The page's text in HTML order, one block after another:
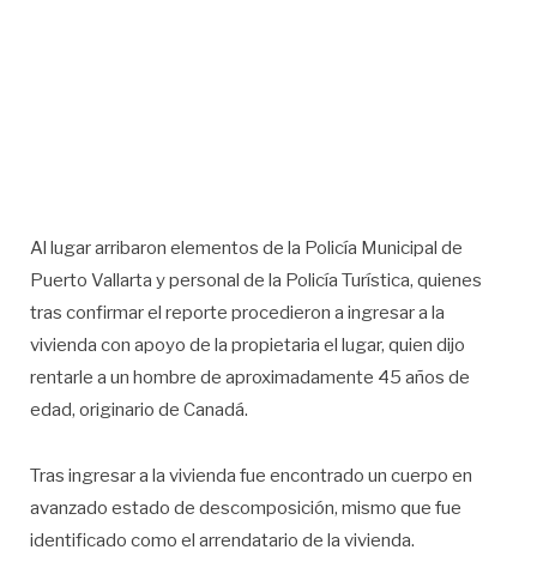
Al lugar arribaron elementos de la Policía Municipal de
Puerto Vallarta y personal de la Policía Turística, quienes
tras confirmar el reporte procedieron a ingresar a la
vivienda con apoyo de la propietaria el lugar, quien dijo
rentarle a un hombre de aproximadamente 45 años de
edad, originario de Canadá.
Tras ingresar a la vivienda fue encontrado un cuerpo en
avanzado estado de descomposición, mismo que fue
identificado como el arrendatario de la vivienda.